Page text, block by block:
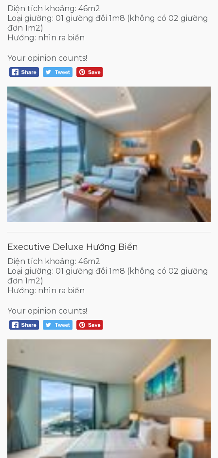
Diện tích khoảng: 46m2
Loại giường: 01 giường đôi 1m8 (không có 02 giường
đơn 1m2)
Hướng: nhìn ra biển
Your opinion counts!
Executive Deluxe Hướng Biển
Diện tích khoảng: 46m2
Loại giường: 01 giường đôi 1m8 (không có 02 giường
đơn 1m2)
Hướng: nhìn ra biển
Your opinion counts!